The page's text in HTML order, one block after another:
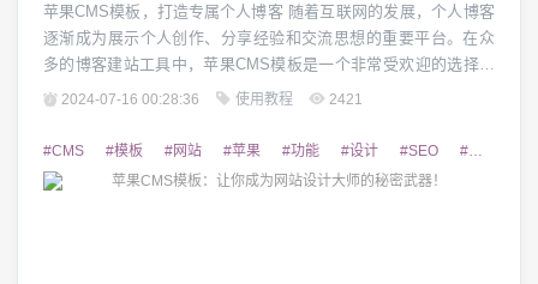
苹果CMS模板，打造专属个人博客 随着互联网的发展，个人博客
逐渐成为展示个人创作、分享经验和交流思想的重要平台。在众
多的博客建站工具中，苹果CMS模板是一个非常受欢迎的选择。
它提供了丰富的功能和灵活的定制选项，可以帮助用户打造出独
多的模板资源，涵盖了各种风格和设计元素。用户可以根据自己
的喜好和需求，选择适合的模板，轻松...
2024-07-16 00:28:36 使用教程 2421
#CMS #模板 #网站 #苹果 #功能 #设计 #SEO #可以